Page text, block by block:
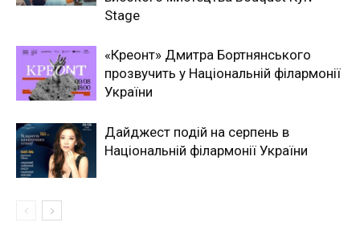
Stage
«Креонт» Дмитра Бортнянського
прозвучить у Національній філармонії
України
Дайджест подій на серпень в
Національній філармонії України